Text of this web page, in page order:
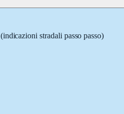
(indicazioni stradali passo passo)